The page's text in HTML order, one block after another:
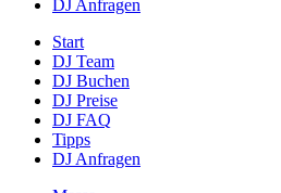
DJ Anfragen
Start
DJ Team
DJ Buchen
DJ Preise
DJ FAQ
Tipps
DJ Anfragen